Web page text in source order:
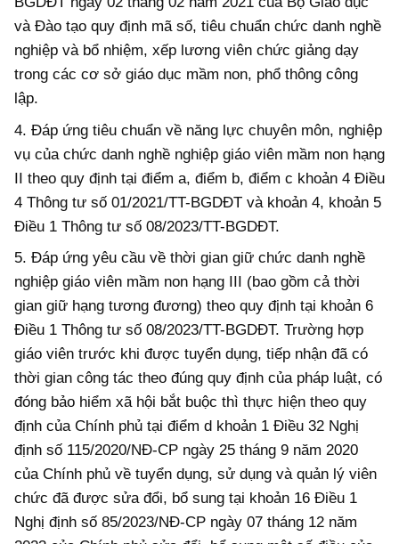
và Đào tạo quy định mã số, tiêu chuẩn chức danh nghề
nghiệp và bổ nhiệm, xếp lương viên chức giảng dạy
trong các cơ sở giáo dục mầm non, phổ thông công
lập.
4. Đáp ứng tiêu chuẩn về năng lực chuyên môn, nghiệp
vụ của chức danh nghề nghiệp giáo viên mầm non hạng
II theo quy định tại điểm a, điểm b, điểm c khoản 4 Điều
4 Thông tư số 01/2021/TT-BGDĐT và khoản 4, khoản 5
Điều 1 Thông tư số 08/2023/TT-BGDĐT.
5. Đáp ứng yêu cầu về thời gian giữ chức danh nghề
nghiệp giáo viên mầm non hạng III (bao gồm cả thời
gian giữ hạng tương đương) theo quy định tại khoản 6
Điều 1 Thông tư số 08/2023/TT-BGDĐT. Trường hợp
giáo viên trước khi được tuyển dụng, tiếp nhận đã có
thời gian công tác theo đúng quy định của pháp luật, có
đóng bảo hiểm xã hội bắt buộc thì thực hiện theo quy
định của Chính phủ tại điểm d khoản 1 Điều 32 Nghị
định số 115/2020/NĐ-CP ngày 25 tháng 9 năm 2020
của Chính phủ về tuyển dụng, sử dụng và quản lý viên
chức đã được sửa đổi, bổ sung tại khoản 16 Điều 1
Nghị định số 85/2023/NĐ-CP ngày 07 tháng 12 năm